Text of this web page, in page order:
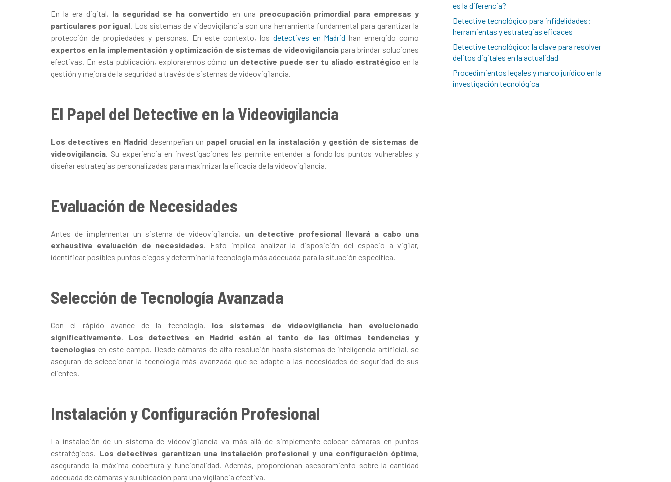
En la era digital, la seguridad se ha convertido en una preocupación primordial para empresas y
particulares por igual . Los sistemas de videovigilancia son una herramienta fundamental para garantizar la
protección de propiedades y personas. En este contexto, los detectives en Madrid han emergido como
expertos en la implementación y optimización de sistemas de videovigilanciapara brindar soluciones
efectivas. En esta publicación, exploraremos cómo un detective puede ser tu aliado estratégico en la
gestión y mejora de la seguridad a través de sistemas de videovigilancia.
El Papel del Detective en la Videovigilancia
Los detectives en Madrid desempeñan un papel crucial en la instalación y gestión de sistemas de
videovigilancia . Su experiencia en investigaciones les permite entender a fondo los puntos vulnerables y
diseñar estrategias personalizadas para maximizar la eficacia de la videovigilancia.
Evaluación de Necesidades
Antes de implementar un sistema de videovigilancia, un detective profesional llevará a cabo una
exhaustiva evaluación de necesidades . Esto implica analizar la disposición del espacio a vigilar,
identificar posibles puntos ciegos y determinar la tecnología más adecuada para la situación específica.
Selección de Tecnología Avanzada
Con el rápido avance de la tecnología, los sistemas de videovigilancia han evolucionado
significativamente
Los detectives en Madrid están al tanto de las últimas tendencias y
tecnologías en este campo. Desde cámaras de alta resolución hasta sistemas de inteligencia artificial, se
aseguran de seleccionar la tecnología más avanzada que se adapte a las necesidades de seguridad de sus
clientes.
Instalación y Configuración Profesional
La instalación de un sistema de videovigilancia va más allá de simplemente colocar cámaras en puntos
estratégicos.
Los detectives garantizan una instalación profesional y una configuración óptima,
asegurando la máxima cobertura y funcionalidad. Además, proporcionan asesoramiento sobre la cantidad
adecuada de cámaras y su ubicación para una vigilancia efectiva.
es la diferencia?
Detective tecnológico para infidelidades:
herramientas y estrategias eficaces
Detective tecnológico: la clave para resolver
delitos digitales en la actualidad
Procedimientos legales y marco jurídico en la
investigación tecnológica